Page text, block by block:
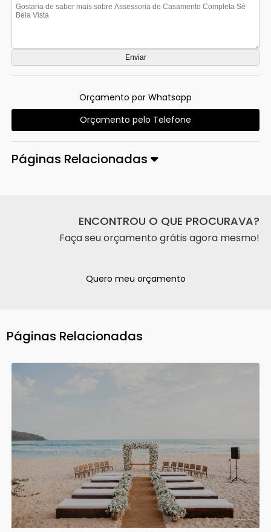
Orçamento por Whatsapp
Orçamento pelo Telefone
Páginas Relacionadas
ENCONTROU O QUE PROCURAVA?
Faça seu orçamento grátis agora mesmo!
Quero meu orçamento
Páginas Relacionadas